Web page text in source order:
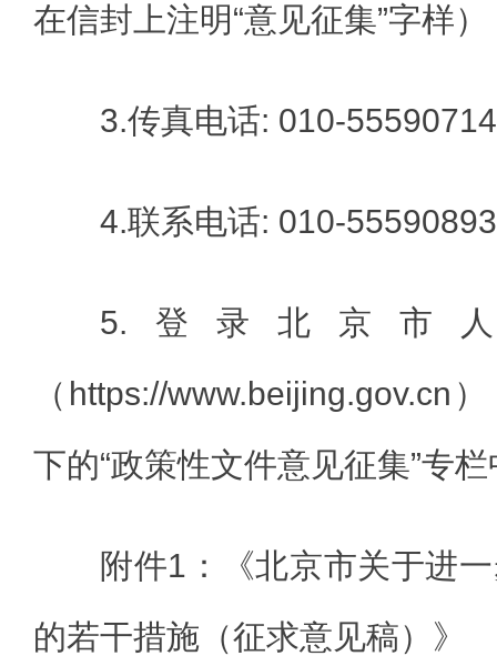
在信封上注明“意见征集”字样）
3.传真电话: 010-55590714
4.联系电话: 010-55590893
5.登录北京市
（https://www.beijing.gov.cn
下的“政策性文件意见征集”专
附件1：《北京市关于进
的若干措施（征求意见稿）》